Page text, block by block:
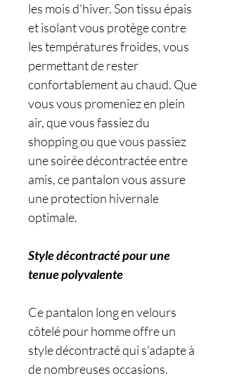
les mois d'hiver. Son tissu épais
et isolant vous protège contre
les températures froides, vous
permettant de rester
confortablement au chaud. Que
vous vous promeniez en plein
air, que vous fassiez du
shopping ou que vous passiez
une soirée décontractée entre
amis, ce pantalon vous assure
une protection hivernale
optimale.
Style décontracté pour une
tenue polyvalente
Ce pantalon long en velours
côtelé pour homme offre un
style décontracté qui s'adapte à
de nombreuses occasions.